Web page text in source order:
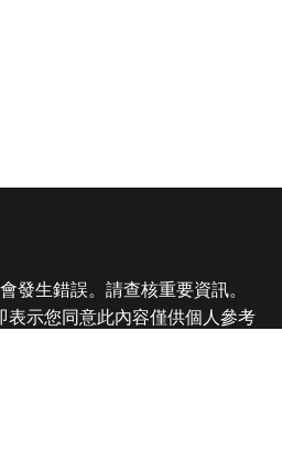
發生錯誤。請查核重要資訊。
表示您同意此內容僅供個人參考